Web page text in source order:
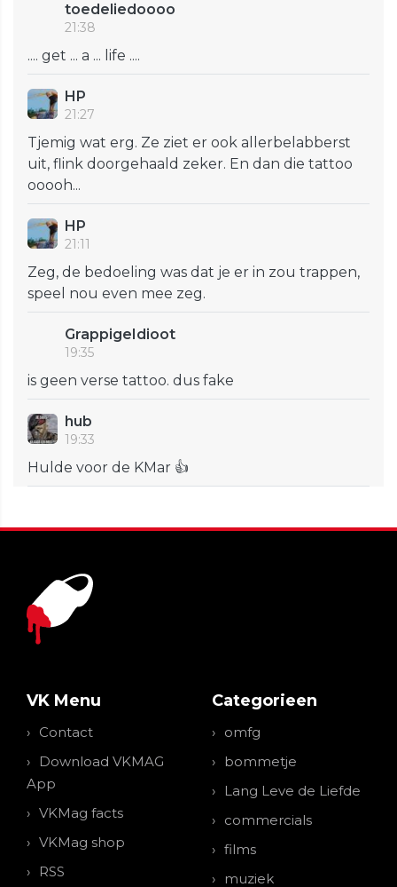
toedeliedoooo
21:38
.... get ... a ... life ....
HP
21:27
Tjemig wat erg. Ze ziet er ook allerbelabberst
uit, flink doorgehaald zeker. En dan die tattoo
ooooh...
HP
21:11
Zeg, de bedoeling was dat je er in zou trappen,
speel nou even mee zeg.
GrappigeIdioot
19:35
is geen verse tattoo. dus fake
hub
19:33
Hulde voor de KMar 👍
VK Menu
Contact
Download VKMAG
App
VKMag facts
VKMag shop
RSS
Categorieen
omfg
bommetje
Lang Leve de Liefde
commercials
films
muziek